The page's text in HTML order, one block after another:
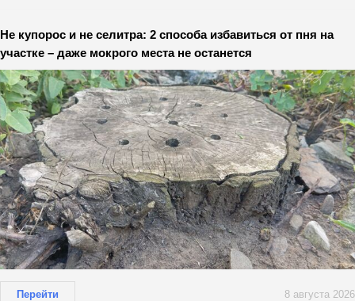
Не купорос и не селитра: 2 способа избавиться от пня на
участке – даже мокрого места не останется
Перейти 8 августа 2026